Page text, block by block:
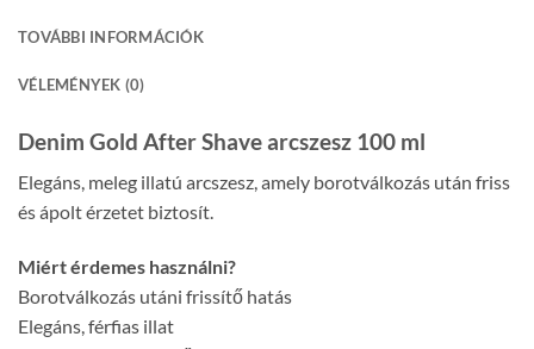
TOVÁBBI INFORMÁCIÓK
VÉLEMÉNYEK (0)
Denim Gold After Shave arcszesz 100 ml
Elegáns, meleg illatú arcszesz, amely borotválkozás után friss
és ápolt érzetet biztosít.
Miért érdemes használni?
Borotválkozás utáni frissítő hatás
Elegáns, férfias illat